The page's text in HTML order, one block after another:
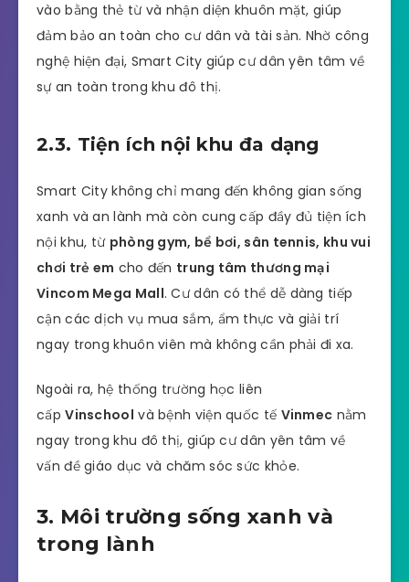
vào bằng thẻ từ và nhận diện khuôn mặt, giúp
đảm bảo an toàn cho cư dân và tài sản. Nhờ công
nghệ hiện đại, Smart City giúp cư dân yên tâm về
sự an toàn trong khu đô thị.
2.3. Tiện ích nội khu đa dạng
Smart City không chỉ mang đến không gian sống
xanh và an lành mà còn cung cấp đầy đủ tiện ích
nội khu, từ phòng gym, bể bơi, sân tennis, khu vui
chơi trẻ em cho đến trung tâm thương mại
Vincom Mega Mall. Cư dân có thể dễ dàng tiếp
cận các dịch vụ mua sắm, ẩm thực và giải trí
ngay trong khuôn viên mà không cần phải đi xa.
Ngoài ra, hệ thống trường học liên
cấpVinschool và bệnh viện quốc tế Vinmec nằm
ngay trong khu đô thị, giúp cư dân yên tâm về
vấn đề giáo dục và chăm sóc sức khỏe.
3. Môi trường sống xanh và
trong lành